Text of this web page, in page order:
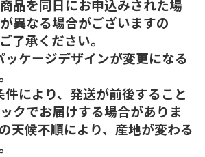
品を同日にお申込みされた場
異なる場合がございますの
了承ください。
ッケージデザインが変更になる
により、発送が前後すること
クでお届けする場合がありま
天候不順により、産地が変わる